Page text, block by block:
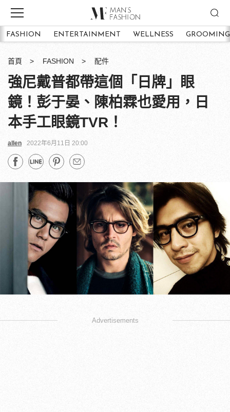
FASHION ENTERTAINMENT WELLNESS GROOMING
首頁 FASHION 配件
強尼戴普都帶這個「日牌」眼
鏡！彭于晏、陳柏霖也愛用，日
本手工眼鏡TVR！
allen 2022年6月11日 20:00
Advertisements